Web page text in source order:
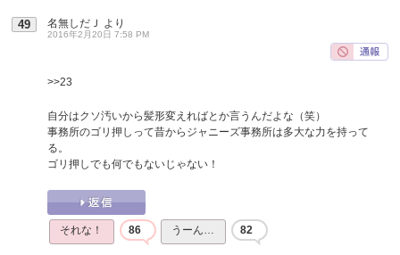
49 名無しだＪ より
2016年2月20日 7:58 PM
>>23
自分はクソ汚いから髪形変えればとか言うんだよな（笑）
事務所のゴリ押しって昔からジャニーズ事務所は多大な力を持って
る。
ゴリ押しでも何でもないじゃない！
それな！ 86 うーん… 82